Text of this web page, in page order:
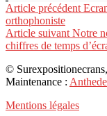
Lire
la
suite
Article précédent
orthophoniste
Article suivant Notre
chiffres de temps
©
Maintenance :
Mentions légales